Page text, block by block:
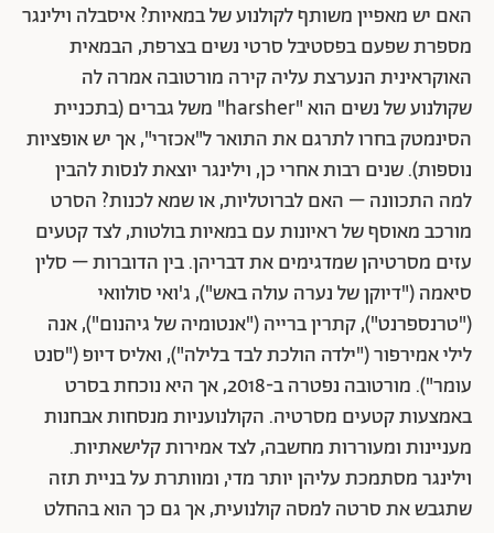
האם יש מאפיין משותף לקולנוע של במאיות? איסבלה וילינגר
מספרת שפעם בפסטיבל סרטי נשים בצרפת, הבמאית
האוקראינית הנערצת עליה קירה מורטובה אמרה לה
שקולנוע של נשים הוא "harsher" משל גברים (בתכניית
הסינמטק בחרו לתרגם את התואר ל"אכזרי", אך יש אופציות
נוספות). שנים רבות אחרי כן, וילינגר יוצאת לנסות להבין
למה התכוונה – האם לברוטליות, או שמא לכנות? הסרט
מורכב מאוסף של ראיונות עם במאיות בולטות, לצד קטעים
עזים מסרטיהן שמדגימים את דבריהן. בין הדוברות – סלין
סיאמה ("דיוקן של נערה עולה באש"), ג'ואי סולוואי
("טרנספרנט"), קתרין ברייה ("אנטומיה של גיהנום"), אנה
לילי אמירפור ("ילדה הולכת לבד בלילה"), ואליס דיופ ("סנט
עומר"). מורטובה נפטרה ב-2018, אך היא נוכחת בסרט
באמצעות קטעים מסרטיה. הקולנועניות מנסחות אבחנות
מעניינות ומעוררות מחשבה, לצד אמירות קלישאתיות.
וילינגר מסתמכת עליהן יותר מדי, ומוותרת על בניית תזה
שתגבש את סרטה למסה קולנועית, אך גם כך הוא בהחלט